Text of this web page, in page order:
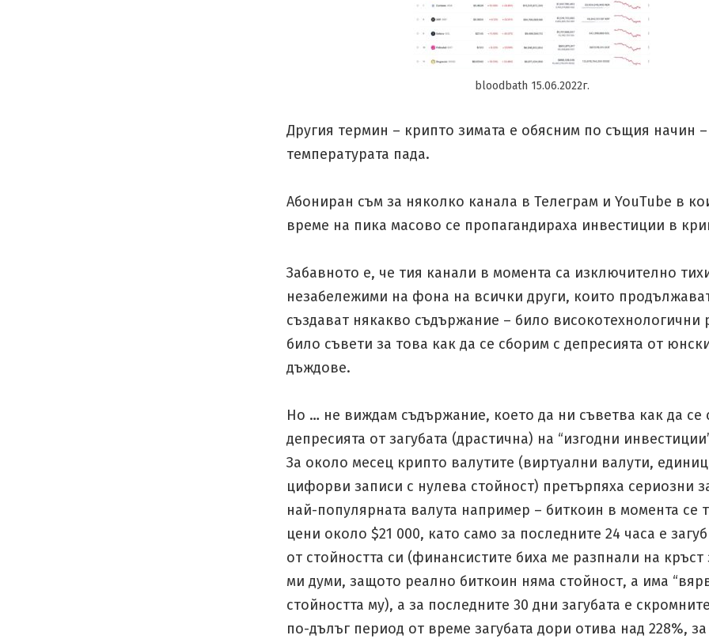
bloodbath 15.06.2022г.
Другия термин – крипто зимата е обясним по същия начин –
температурата пада.
Абониран съм за няколко канала в Телеграм и YouTube в
време на пика масово се пропагандираха инвестиции в
Забавното е, че тия канали в момента са изключително
незабележими на фона на всички други, които
създават някакво съдържание – било високотехнологични
било съвети за това как да се сборим с депресията от
дъждове.
Но … не виждам съдържание, което да ни съветва как да се
депресията от загубата (драстична) на “изгодни
За около месец крипто валутите (виртуални валути,
цифорви записи с нулева стойност) претърпяха сериозни
най-популярната валута например – биткоин в момента се
цени около $21 000, като само за последните 24 часа е
от стойността си (финансистите биха ме разпнали на кръст
ми думи, защото реално биткоин няма стойност, а има
стойността му), а за последните 30 дни загубата е
по-дълъг период от време загубата дори отива над 228%,